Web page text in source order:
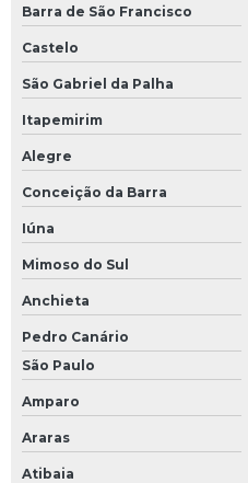
Barra de São Francisco
Castelo
São Gabriel da Palha
Itapemirim
Alegre
Conceição da Barra
Iúna
Mimoso do Sul
Anchieta
Pedro Canário
São Paulo
Amparo
Araras
Atibaia